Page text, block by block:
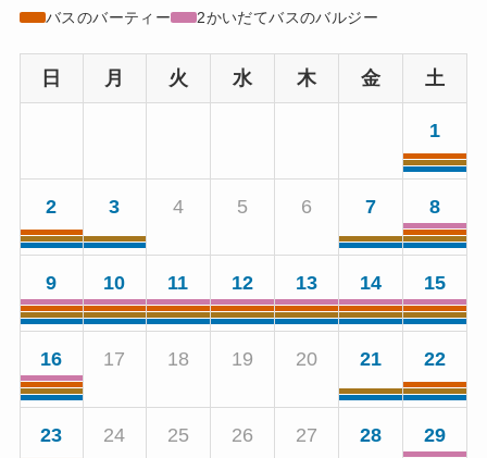
バスのバーティー
2かいだてバスのバルジー
日 月 火 水 木 金 土
1
2 3 4 5 6 7 8
9 10 11 12 13 14 15
16 17 18 19 20 21 22
23 24 25 26 27 28 29